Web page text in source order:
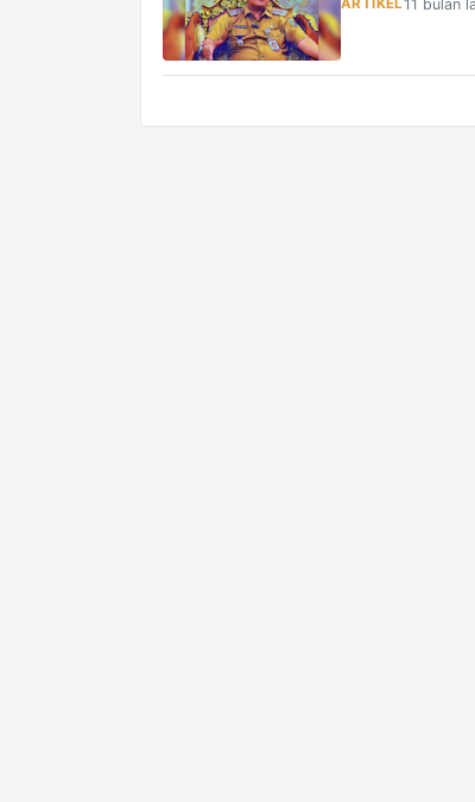
ARTIKEL11 bulan